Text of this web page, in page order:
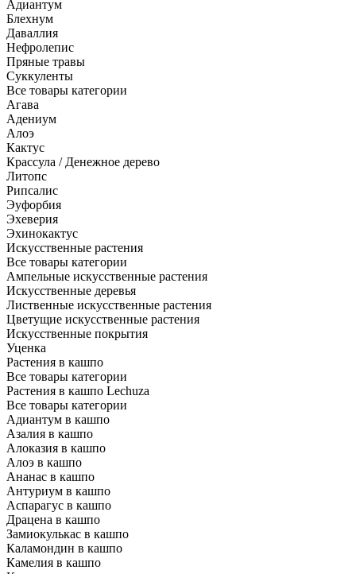
Адиантум
Блехнум
Даваллия
Нефролепис
Пряные травы
Суккуленты
Все товары категории
Агава
Адениум
Алоэ
Кактус
Крассула / Денежное дерево
Литопс
Рипсалис
Эуфорбия
Эхеверия
Эхинокактус
Искусственные растения
Все товары категории
Ампельные искусственные растения
Искусственные деревья
Лиственные искусственные растения
Цветущие искусственные растения
Искусственные покрытия
Уценка
Растения в кашпо
Все товары категории
Растения в кашпо Lechuza
Все товары категории
Адиантум в кашпо
Азалия в кашпо
Алоказия в кашпо
Алоэ в кашпо
Ананас в кашпо
Антуриум в кашпо
Аспарагус в кашпо
Драцена в кашпо
Замиокулькас в кашпо
Каламондин в кашпо
Камелия в кашпо